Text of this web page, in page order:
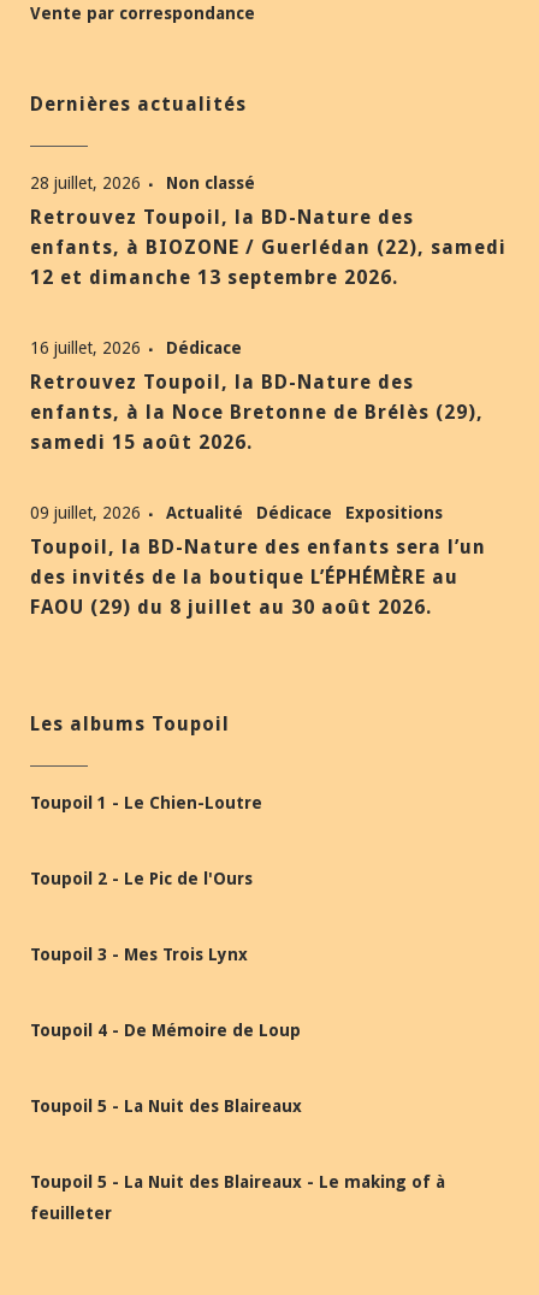
Vente par correspondance
Dernières actualités
28 juillet, 2026 Non classé
Retrouvez Toupoil, la BD-Nature des
enfants, à BIOZONE / Guerlédan (22), samedi
12 et dimanche 13 septembre 2026.
16 juillet, 2026 Dédicace
Retrouvez Toupoil, la BD-Nature des
enfants, à la Noce Bretonne de Brélès (29),
samedi 15 août 2026.
09 juillet, 2026 Actualité Dédicace Expositions
Toupoil, la BD-Nature des enfants sera l’un
des invités de la boutique L’ÉPHÉMÈRE au
FAOU (29) du 8 juillet au 30 août 2026.
Les albums Toupoil
Toupoil 1 - Le Chien-Loutre
Toupoil 2 - Le Pic de l'Ours
Toupoil 3 - Mes Trois Lynx
Toupoil 4 - De Mémoire de Loup
Toupoil 5 - La Nuit des Blaireaux
Toupoil 5 - La Nuit des Blaireaux - Le making of à
feuilleter